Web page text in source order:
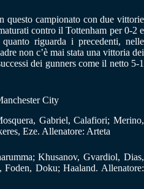
questo campionato con due vittorie
contro il Tottenham per 0-2 e
riguarda i precedenti, nelle
non c’è mai stata una vittoria dei
dei gunners come il netto 5-1
City
Gabriel, Calafiori; Merino,
Eze. Allenatore: Arteta
Khusanov, Gvardiol, Dias,
Doku; Haaland. Allenatore: